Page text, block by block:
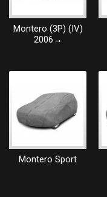
Montero (3P) (IV)
2006→
Montero Sport